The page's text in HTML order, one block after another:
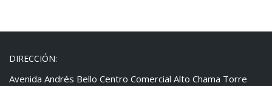
DIRECCIÓN:
Avenida Andrés Bello Centro Comercial Alto Chama Torre